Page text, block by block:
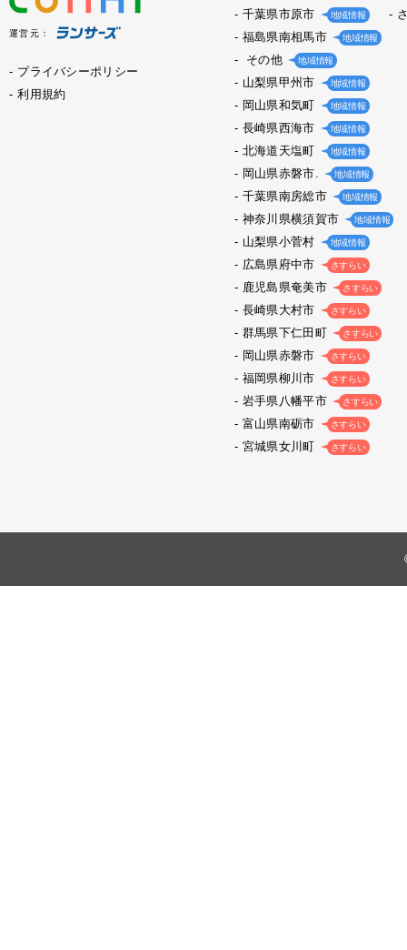
運営元：
プライバシーポリシー
利用規約
千葉県市原市 地域情報
福島県南相馬市 地域情報
その他 地域情報
山梨県甲州市 地域情報
岡山県和気町 地域情報
長崎県西海市 地域情報
北海道天塩町 地域情報
岡山県赤磐市. 地域情報
千葉県南房総市 地域情報
神奈川県横須賀市 地域情報
山梨県小菅村 地域情報
広島県府中市 さすらい
鹿児島県奄美市 さすらい
長崎県大村市 さすらい
群馬県下仁田町 さすらい
岡山県赤磐市 さすらい
福岡県柳川市 さすらい
岩手県八幡平市 さすらい
富山県南砺市 さすらい
宮城県女川町 さすらい